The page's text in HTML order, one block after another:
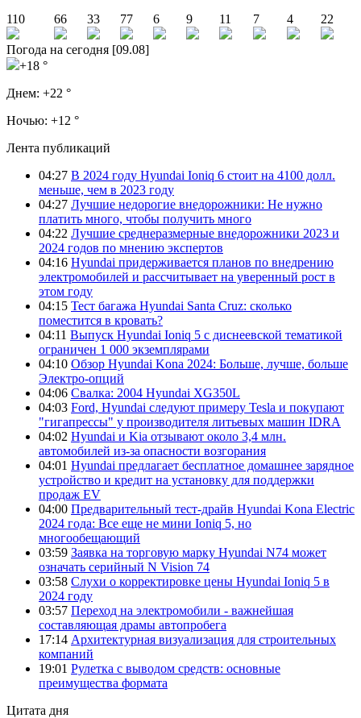
110
66 33 77 6 9 11 7 4 22
Погода на сегодня [09.08]
+18 °
Днем: +22 °
Ночью: +12 °
Лента публикаций
04:27 В 2024 году Hyundai Ioniq 6 стоит на 4100 долл.
меньше, чем в 2023 году
04:27 Лучшие недорогие внедорожники: Не нужно
платить много, чтобы получить много
04:22 Лучшие среднеразмерные внедорожники 2023 и
2024 годов по мнению экспертов
04:16 Hyundai придерживается планов по внедрению
электромобилей и рассчитывает на уверенный рост в
этом году
04:15 Тест багажа Hyundai Santa Cruz: сколько
поместится в кровать?
04:11 Выпуск Hyundai Ioniq 5 с диснеевской тематикой
ограничен 1 000 экземплярами
04:10 Обзор Hyundai Kona 2024: Больше, лучше, больше
Электро-опций
04:06 Свалка: 2004 Hyundai XG350L
04:03 Ford, Hyundai следуют примеру Tesla и покупают
"гигапрессы" у производителя литьевых машин IDRA
04:02 Hyundai и Kia отзывают около 3,4 млн.
автомобилей из-за опасности возгорания
04:01 Hyundai предлагает бесплатное домашнее зарядное
устройство и кредит на установку для поддержки
продаж EV
04:00 Предварительный тест-драйв Hyundai Kona Electric
2024 года: Все еще не мини Ioniq 5, но
многообещающий
03:59 Заявка на торговую марку Hyundai N74 может
означать серийный N Vision 74
03:58 Слухи о корректировке цены Hyundai Ioniq 5 в
2024 году
03:57 Переход на электромобили - важнейшая
составляющая драмы автопробега
17:14 Архитектурная визуализация для строительных
компаний
19:01 Рулетка с выводом средств: основные
преимущества формата
Цитата дня